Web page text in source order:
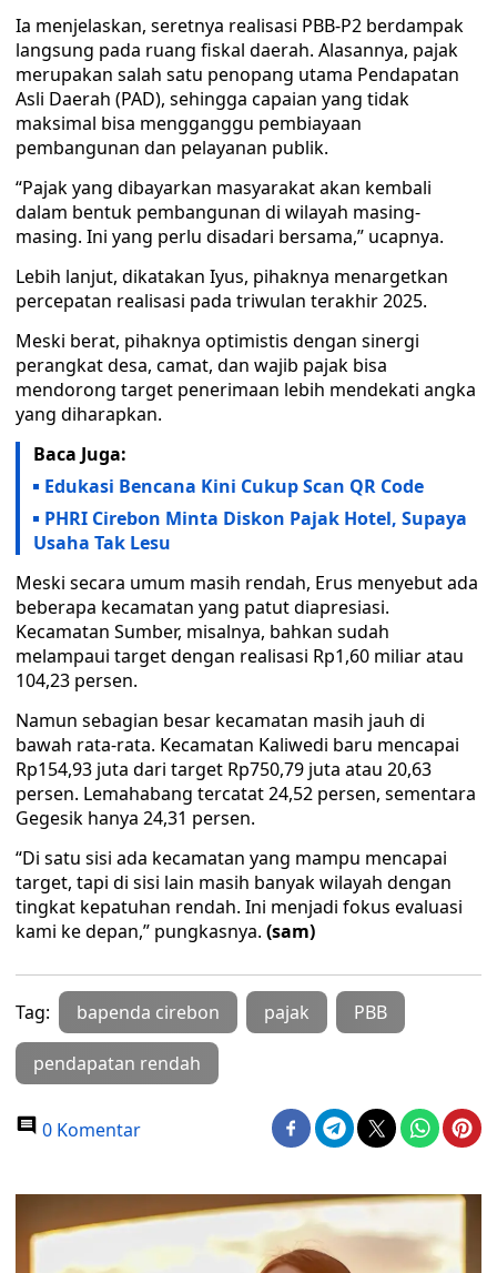
Ia menjelaskan, seretnya realisasi PBB-P2 berdampak
langsung pada ruang fiskal daerah. Alasannya, pajak
merupakan salah satu penopang utama Pendapatan
Asli Daerah (PAD), sehingga capaian yang tidak
maksimal bisa mengganggu pembiayaan
pembangunan dan pelayanan publik.
“Pajak yang dibayarkan masyarakat akan kembali
dalam bentuk pembangunan di wilayah masing-
masing. Ini yang perlu disadari bersama,” ucapnya.
Lebih lanjut, dikatakan Iyus, pihaknya menargetkan
percepatan realisasi pada triwulan terakhir 2025.
Meski berat, pihaknya optimistis dengan sinergi
perangkat desa, camat, dan wajib pajak bisa
mendorong target penerimaan lebih mendekati angka
yang diharapkan.
Baca Juga:
Edukasi Bencana Kini Cukup Scan QR Code
PHRI Cirebon Minta Diskon Pajak Hotel, Supaya
Usaha Tak Lesu
Meski secara umum masih rendah, Erus menyebut ada
beberapa kecamatan yang patut diapresiasi.
Kecamatan Sumber, misalnya, bahkan sudah
melampaui target dengan realisasi Rp1,60 miliar atau
104,23 persen.
Namun sebagian besar kecamatan masih jauh di
bawah rata-rata. Kecamatan Kaliwedi baru mencapai
Rp154,93 juta dari target Rp750,79 juta atau 20,63
persen. Lemahabang tercatat 24,52 persen, sementara
Gegesik hanya 24,31 persen.
“Di satu sisi ada kecamatan yang mampu mencapai
target, tapi di sisi lain masih banyak wilayah dengan
tingkat kepatuhan rendah. Ini menjadi fokus evaluasi
kami ke depan,” pungkasnya. (sam)
Tag: bapenda cirebon pajak PBB
pendapatan rendah
0 Komentar